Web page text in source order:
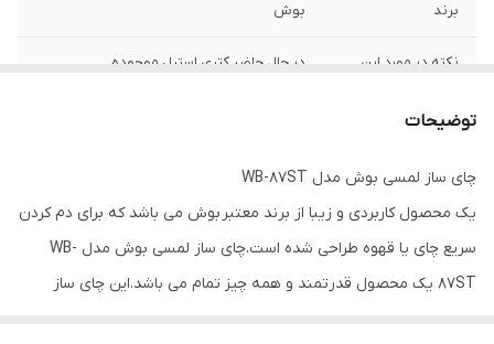
برند بوش
نکته در مورد این
در حال حاضر کتری استیل موجوده
دارای
صفحه دیجیتال برای تنظیم دما
جنس المنت استیل ضد زنگ
توضیحات
چای ساز لمسی بوش مدل WB-87ST
یک محصول کاربردی و زیبا از برند معتبر بوش می باشد که برای دم کردن
سریع چای یا قهوه طراحی شده است.چای ساز لمسی بوش مدل WB-
87ST یک محصول قدرتمند و همه چیز تمام می باشد.این چای ساز